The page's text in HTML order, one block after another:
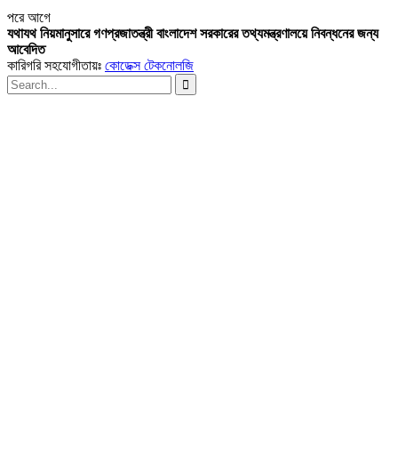
পরেআগে
যথাযথ নিয়মানুসারে গণপ্রজাতন্ত্রী বাংলাদেশ সরকারের তথ্যমন্ত্রণালয়ে নিবন্ধনের জন্য
আবেদিত
কারিগরি সহযোগীতায়ঃ কোডেক্স টেকনোলজি